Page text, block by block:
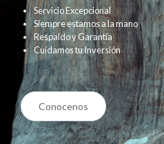
Servicio Excepcional
Siempre estamos a la mano
Respaldo y Garantía
Cuidamos tu Inversión
Conocenos